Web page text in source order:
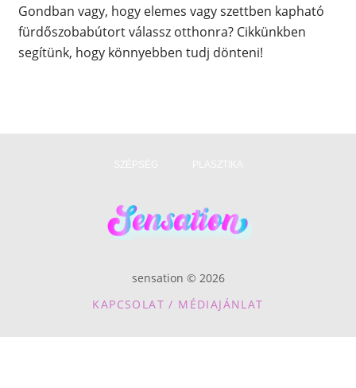
Gondban vagy, hogy elemes vagy szettben kapható
fürdőszobabútort válassz otthonra? Cikkünkben
segítünk, hogy könnyebben tudj dönteni!
sensation © 2026
KAPCSOLAT / MÉDIAJÁNLAT